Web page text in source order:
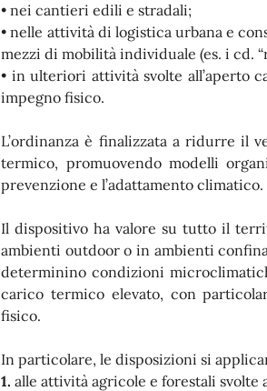
• nei cantieri edili e stradali;
• nelle attività di logistica urbana e
mezzi di mobilità individuale (es. i cd.
• in ulteriori attività svolte all’aperto
impegno fisico.
L’ordinanza è finalizzata a ridurre il
termico, promuovendo modelli
prevenzione e l’adattamento climatico.
Il dispositivo ha valore su tutto il
ambienti outdoor o in ambienti
determinino condizioni
carico termico elevato, con
fisico.
In particolare, le disposizioni si
1. alle attività agricole e forestali